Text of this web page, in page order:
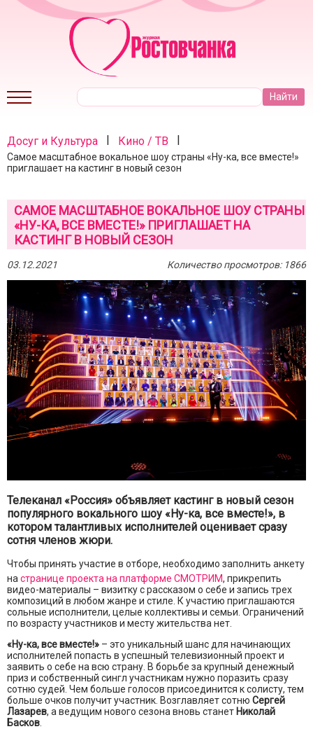
Досуг и Культура | Кино / ТВ |
Самое масштабное вокальное шоу страны «Ну-ка, все вместе!»
приглашает на кастинг в новый сезон
САМОЕ МАСШТАБНОЕ ВОКАЛЬНОЕ ШОУ СТРАНЫ
«НУ-КА, ВСЕ ВМЕСТЕ!» ПРИГЛАШАЕТ НА
КАСТИНГ В НОВЫЙ СЕЗОН
03.12.2021 Количество просмотров: 1866
Телеканал «Россия» объявляет кастинг в новый сезон
популярного вокального шоу «Ну-ка, все вместе!», в
котором талантливых исполнителей оценивает сразу
сотня членов жюри.
Чтобы принять участие в отборе, необходимо заполнить анкету
на странице проекта на платформе СМОТРИМ, прикрепить
видео-материалы – визитку с рассказом о себе и запись трех
композиций в любом жанре и стиле. К участию приглашаются
сольные исполнители, целые коллективы и семьи. Ограничений
по возрасту участников и месту жительства нет.
«Ну-ка, все вместе!» – это уникальный шанс для начинающих
исполнителей попасть в успешный телевизионный проект и
заявить о себе на всю страну. В борьбе за крупный денежный
приз и собственный сингл участникам нужно поразить сразу
сотню судей. Чем больше голосов присоединится к солисту, тем
больше очков получит участник. Возглавляет сотню Сергей
Лазарев, а ведущим нового сезона вновь станет Николай
Басков